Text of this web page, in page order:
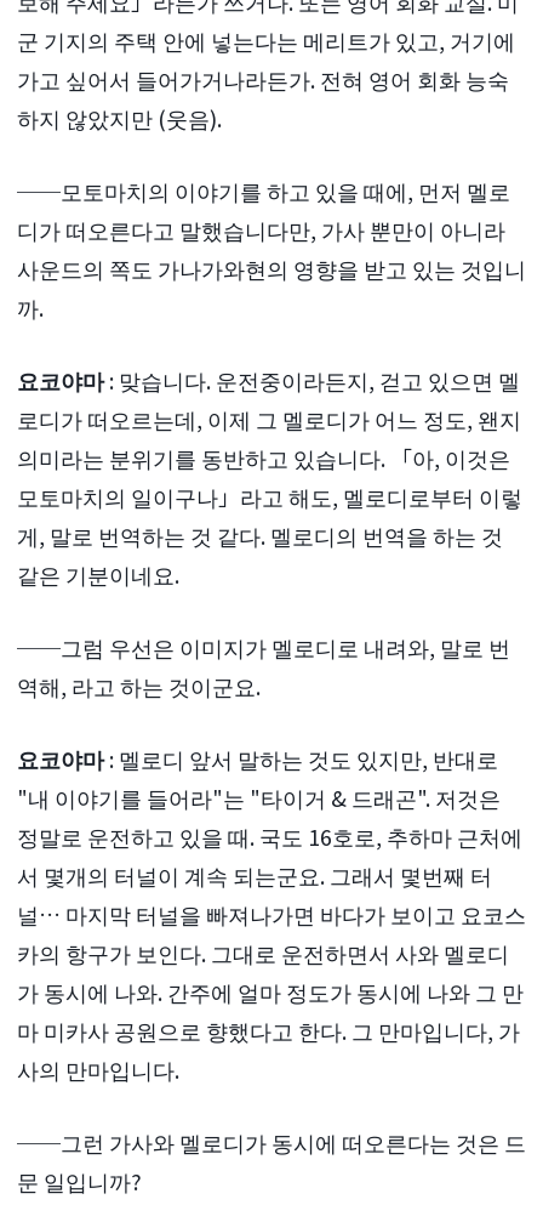
군 기지의 주택 안에 넣는다는 메리트가 있고, 거기에
가고 싶어서 들어가거나라든가. 전혀 영어 회화 능숙
하지 않았지만 (웃음).
──모토마치의 이야기를 하고 있을 때에, 먼저 멜로
디가 떠오른다고 말했습니다만, 가사 뿐만이 아니라
사운드의 쪽도 가나가와현의 영향을 받고 있는 것입니
까.
요코야마: 맞습니다. 운전중이라든지, 걷고 있으면 멜
로디가 떠오르는데, 이제 그 멜로디가 어느 정도, 왠지
의미라는 분위기를 동반하고 있습니다. 「아, 이것은
모토마치의 일이구나」라고 해도, 멜로디로부터 이렇
게, 말로 번역하는 것 같다. 멜로디의 번역을 하는 것
같은 기분이네요.
──그럼 우선은 이미지가 멜로디로 내려와, 말로 번
역해, 라고 하는 것이군요.
요코야마: 멜로디 앞서 말하는 것도 있지만, 반대로
"내 이야기를 들어라"는 "타이거 & 드래곤". 저것은
정말로 운전하고 있을 때. 국도 16호로, 추하마 근처에
서 몇개의 터널이 계속 되는군요. 그래서 몇번째 터
널… 마지막 터널을 빠져나가면 바다가 보이고 요코스
카의 항구가 보인다. 그대로 운전하면서 사와 멜로디
가 동시에 나와. 간주에 얼마 정도가 동시에 나와 그 만
마 미카사 공원으로 향했다고 한다. 그 만마입니다, 가
사의 만마입니다.
──그런 가사와 멜로디가 동시에 떠오른다는 것은 드
문 일입니까?